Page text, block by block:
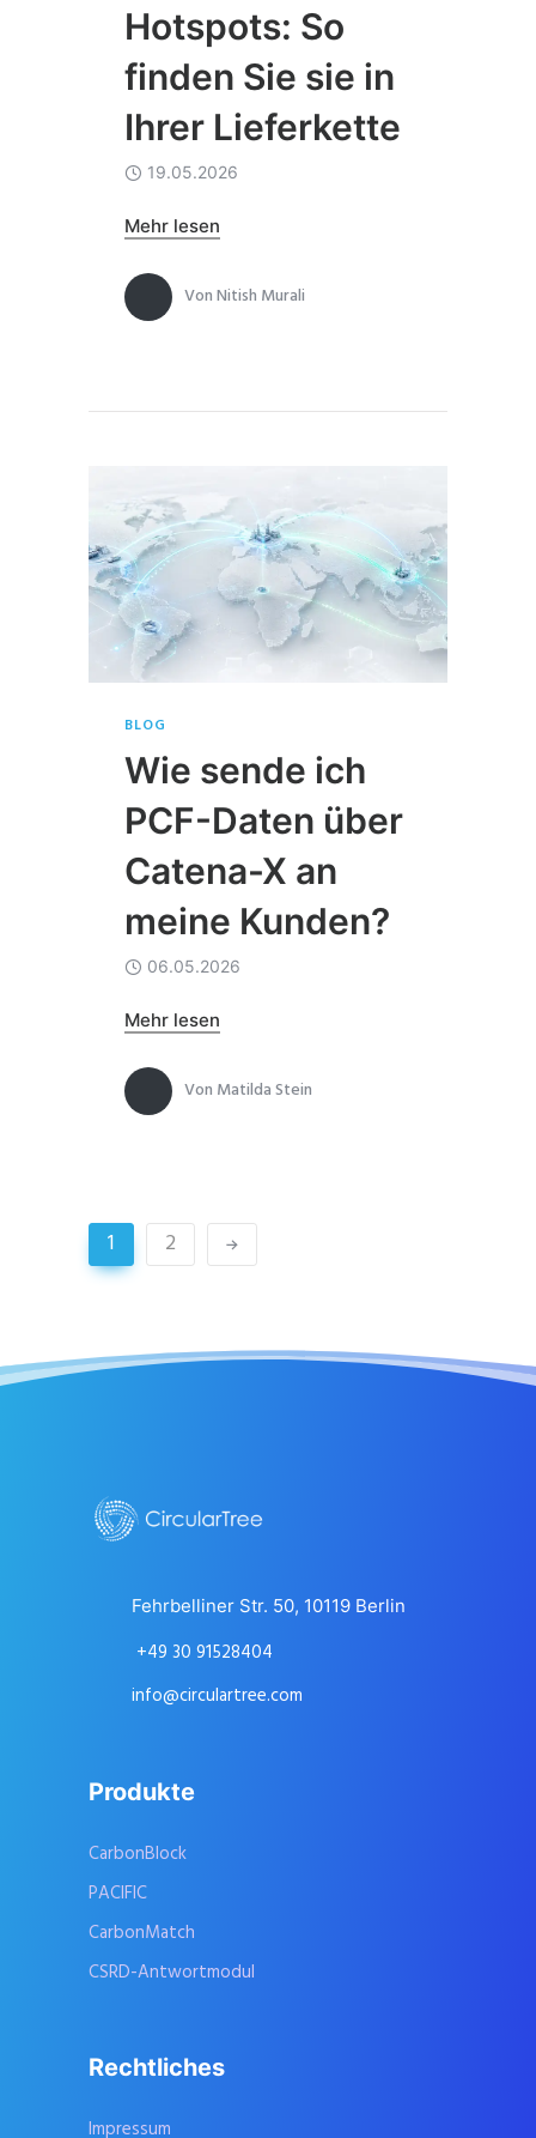
Hotspots: So
finden Sie sie in
Ihrer Lieferkette
19.05.2026
Mehr lesen
VonNitish Murali
BLOG
Wie sende ich
PCF-Daten über
Catena-X an
meine Kunden?
06.05.2026
Mehr lesen
Von Matilda Stein
1 2
Fehrbelliner Str. 50, 10119 Berlin
+49 30 91528404
info@circulartree.com
Produkte
CarbonBlock
PACIFIC
CarbonMatch
CSRD-Antwortmodul
Rechtliches
Impressum